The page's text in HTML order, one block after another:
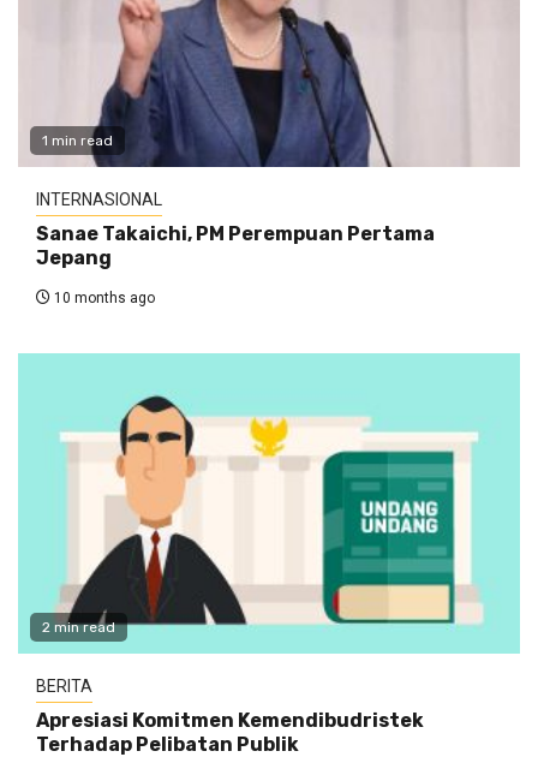
1 min read
INTERNASIONAL
Sanae Takaichi, PM Perempuan Pertama
Jepang
10 months ago
2 min read
BERITA
Apresiasi Komitmen Kemendibudristek
Terhadap Pelibatan Publik